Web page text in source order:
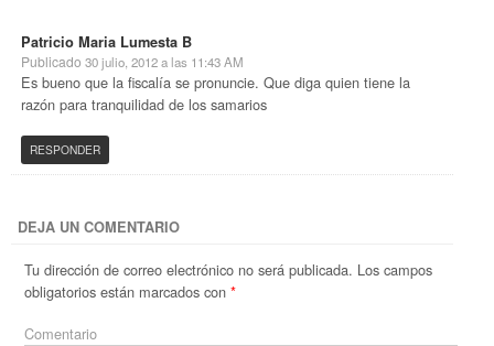
Patricio Maria Lumesta B
Publicado30 julio, 2012 a las 11:43 AM
Es bueno que la fiscalía se pronuncie. Que diga quien tiene la
razón para tranquilidad de los samarios
RESPONDER
DEJA UN COMENTARIO
Tu dirección de correo electrónico no será publicada. Los campos
obligatorios están marcados con*
Comentario